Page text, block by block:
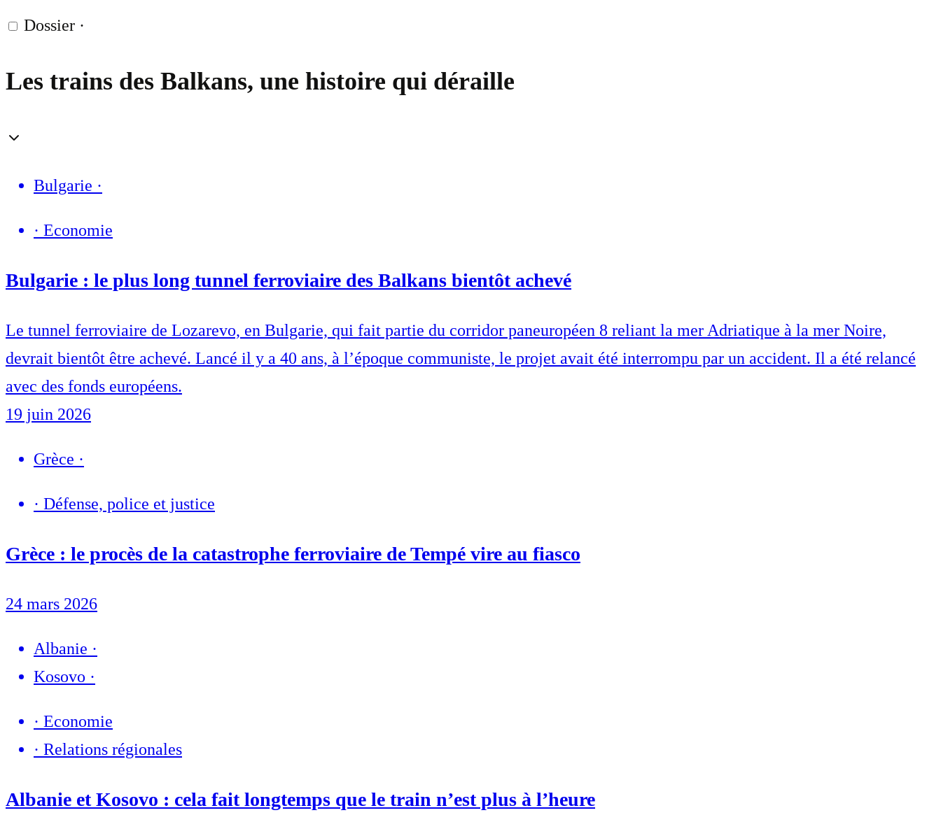
Dossier ·
Les trains des Balkans, une histoire qui déraille
Bulgarie ·
· Economie
Bulgarie : le plus long tunnel ferroviaire des Balkans bientôt achevé
Le tunnel ferroviaire de Lozarevo, en Bulgarie, qui fait partie du corridor paneuropéen 8 reliant la mer Adriatique à la mer Noire,
devrait bientôt être achevé. Lancé il y a 40 ans, à l’époque communiste, le projet avait été interrompu par un accident. Il a été relancé
avec des fonds européens.
19 juin 2026
Grèce ·
· Défense, police et justice
Grèce : le procès de la catastrophe ferroviaire de Tempé vire au fiasco
24 mars 2026
Albanie ·
Kosovo ·
· Economie
· Relations régionales
Albanie et Kosovo : cela fait longtemps que le train n’est plus à l’heure